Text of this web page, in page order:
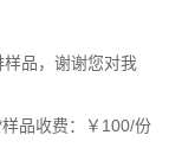
品，谢谢您对我
样品收费：￥100/份